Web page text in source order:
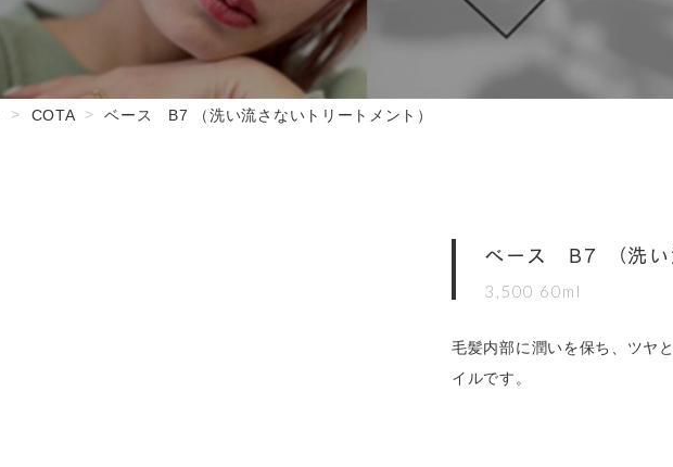
COTA ベース B7 （洗い流さないトリートメント）
ベース B7 （洗い
3,500 60ml
毛髪内部に潤いを保ち、ツヤ
イルです。